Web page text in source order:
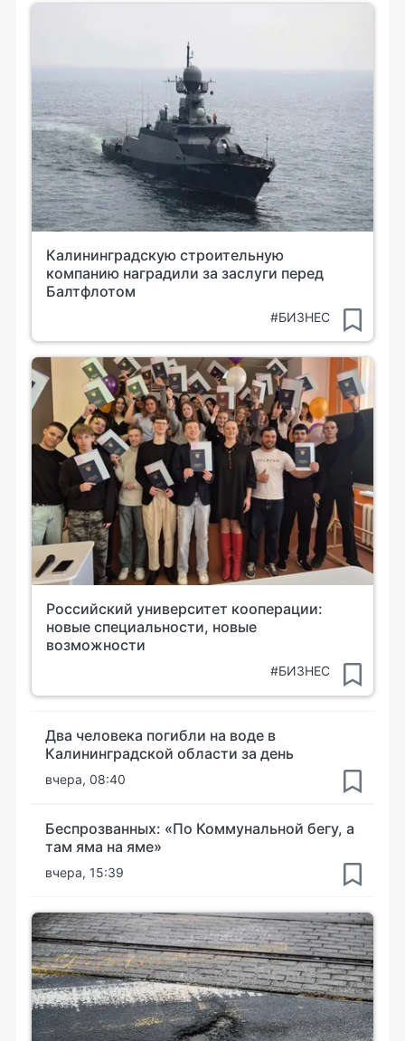
Калининградскую строительную
компанию наградили за заслуги перед
Балтфлотом
#БИЗНЕС
Российский университет кооперации:
новые специальности, новые
возможности
#БИЗНЕС
Два человека погибли на воде в
Калининградской области за день
вчера, 08:40
Беспрозванных: «По Коммунальной бегу, а
там яма на яме»
вчера, 15:39